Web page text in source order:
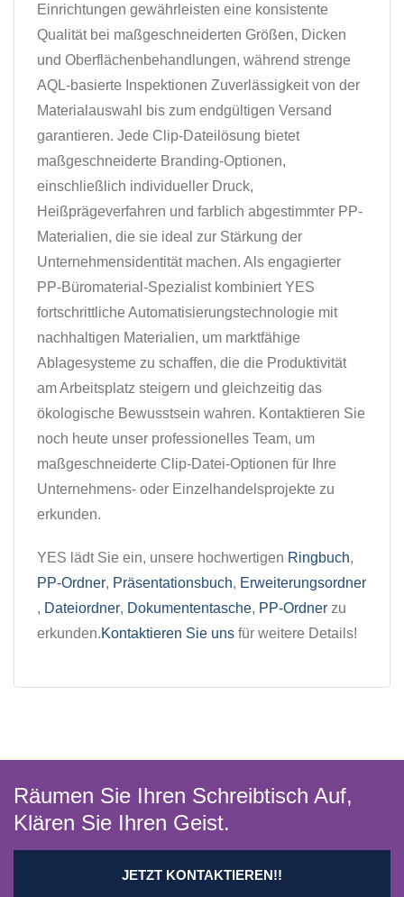
Einrichtungen gewährleisten eine konsistente
Qualität bei maßgeschneiderten Größen, Dicken
und Oberflächenbehandlungen, während strenge
AQL-basierte Inspektionen Zuverlässigkeit von der
Materialauswahl bis zum endgültigen Versand
garantieren. Jede Clip-Dateilösung bietet
maßgeschneiderte Branding-Optionen,
einschließlich individueller Druck,
Heißprägeverfahren und farblich abgestimmter PP-
Materialien, die sie ideal zur Stärkung der
Unternehmensidentität machen. Als engagierter
PP-Büromaterial-Spezialist kombiniert YES
fortschrittliche Automatisierungstechnologie mit
nachhaltigen Materialien, um marktfähige
Ablagesysteme zu schaffen, die die Produktivität
am Arbeitsplatz steigern und gleichzeitig das
ökologische Bewusstsein wahren. Kontaktieren Sie
noch heute unser professionelles Team, um
maßgeschneiderte Clip-Datei-Optionen für Ihre
Unternehmens- oder Einzelhandelsprojekte zu
erkunden.
YES lädt Sie ein, unsere hochwertigen Ringbuch,
PP-Ordner, Präsentationsbuch, Erweiterungsordner
, Dateiordner, Dokumententasche, PP-Ordner zu
erkunden.Kontaktieren Sie uns für weitere Details!
Räumen Sie Ihren Schreibtisch Auf,
Klären Sie Ihren Geist.
JETZT KONTAKTIEREN!!